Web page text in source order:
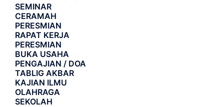
SEMINAR
CERAMAH
PERESMIAN
RAPAT KERJA
PERESMIAN
BUKA USAHA
PENGAJIAN / DOA
TABLIG AKBAR
KAJIAN ILMU
OLAHRAGA
SEKOLAH